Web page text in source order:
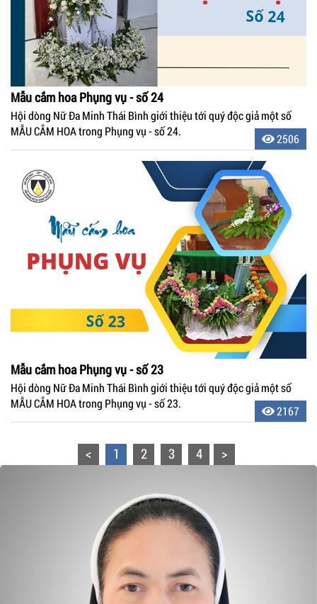
Mẫu cắm hoa Phụng vụ - số 24
Hội dòng Nữ Đa Minh Thái Bình giới thiệu tới quý độc giả một số
MẪU CẮM HOA trong Phụng vụ - số 24.
2506
Mẫu cắm hoa Phụng vụ - số 23
Hội dòng Nữ Đa Minh Thái Bình giới thiệu tới quý độc giả một số
MẪU CẮM HOA trong Phụng vụ - số 23.
2167
< 1 2 3 4 >